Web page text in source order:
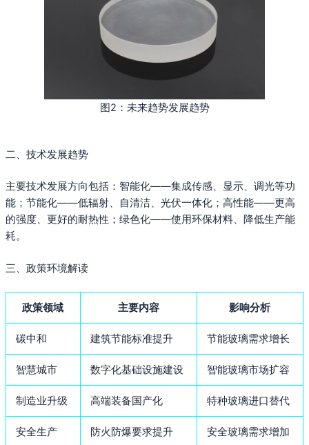
图2：未来趋势发展趋势
二、技术发展趋势
主要技术发展方向包括：智能化——集成传感、显示、调光等功
能；节能化——低辐射、自清洁、光伏一体化；高性能——更高
的强度、更好的耐热性；绿色化——使用环保材料、降低生产能
耗。
三、政策环境解读
政策领域 主要内容 影响分析
碳中和 建筑节能标准提升 节能玻璃需求增长
智慧城市 数字化基础设施建设 智能玻璃市场扩容
制造业升级 高端装备国产化 特种玻璃进口替代
安全生产 防火防爆要求提升 安全玻璃需求增加